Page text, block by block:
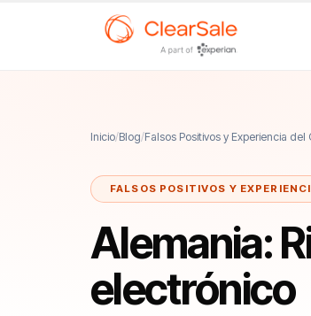
Inicio/Blog/Falsos Positivos y Experiencia del
FALSOS POSITIVOS Y
Alemania:
electrónico